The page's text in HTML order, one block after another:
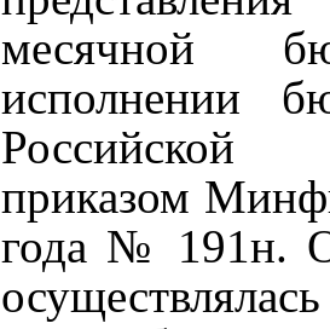
месячной
исполнении
Российской
приказом
года № 191н.